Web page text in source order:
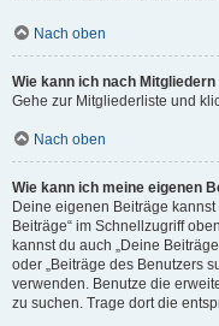
Nach oben
Wie kann ich nach
Gehe zur Mitgliederliste und
Nach oben
Wie kann ich meine eigenen
Deine eigenen Beiträge
Beiträge“ im Schnellzugriff
kannst du auch „Deine
oder „Beiträge des Benutzers
verwenden. Benutze die
zu suchen. Trage dort die